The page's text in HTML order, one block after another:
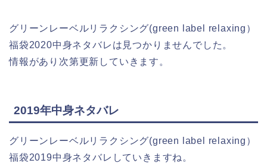
グリーンレーベルリラクシング(green label relaxing）
福袋2020中身ネタバレは見つかりませんでした。
情報があり次第更新していきます。
2019年中身ネタバレ
グリーンレーベルリラクシング(green label relaxing）
福袋2019中身ネタバレしていきますね。